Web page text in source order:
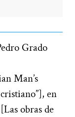
Grado
Man’s
en
obras de